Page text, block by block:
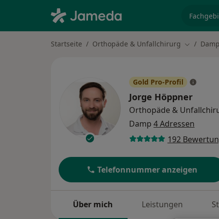
Startseite Orthopäde & Unfallchirurg StadtDamp
Gold Pro-Profil
Jorge Höppner
Orthopäde &
Damp 4 Adressen
192
Telefonnummer anzeigen
Über mich Leistungen